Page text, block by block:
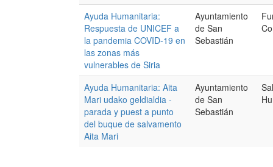
Ayuda Humanitaria:
Respuesta de UNICEF a
la pandemia COVID-19 en
las zonas más
vulnerables de Siria
Ayuntamiento
de San
Sebastián
Ayuda Humanitaria: Aita
Mari udako geldialdia -
parada y puest a punto
del buque de salvamento
Aita Mari
Ayuntamiento
de San
Sebastián